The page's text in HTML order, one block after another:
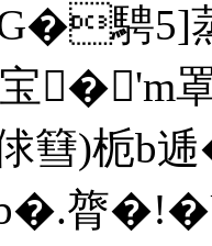
騁5]
�'m
篲)栀b
膂